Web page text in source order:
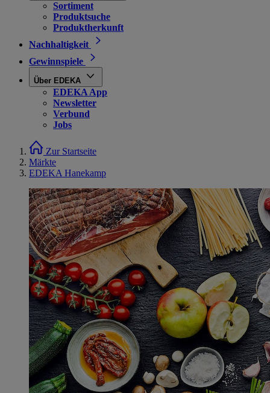
Sortiment
Produktsuche
Produktherkunft
Nachhaltigkeit
Gewinnspiele
Über EDEKA
EDEKA App
Newsletter
Verbund
Jobs
Zur Startseite
Märkte
EDEKA Hanekamp